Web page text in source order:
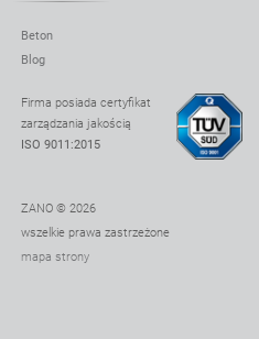
Beton
Blog
Firma posiada certyfikat
zarządzania jakością
ISO 9011:2015
ZANO © 2026
wszelkie prawa zastrzeżone
mapa strony